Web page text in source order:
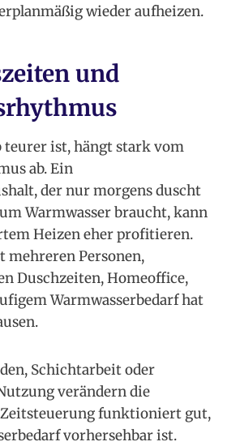
wieder aufheizen.
und
teurer ist, hängt stark vom
ab. Ein
der nur morgens duscht
Warmwasser braucht, kann
Heizen eher profitieren.
mehreren Personen,
Duschzeiten, Homeoffice,
Warmwasserbedarf hat
Schichtarbeit oder
verändern die
Zeitsteuerung funktioniert gut,
vorhersehbar ist.